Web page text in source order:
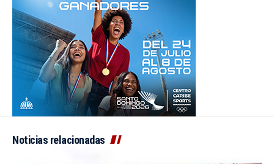
Noticias relacionadas